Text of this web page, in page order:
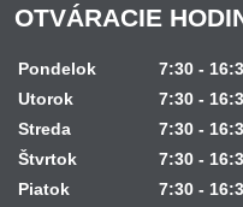
OTVÁRACIE
Pondelok
7:30 -
Utorok
7:30 -
Streda
7:30 -
Štvrtok
7:30 -
Piatok
7:30 -